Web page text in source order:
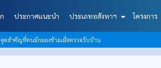
ประกาศแนะนำ ประเภทอสังหาฯ โครงการ
ดสำคัญที่คนมักมองข้ามเมื่อตรวจรับบ้าน